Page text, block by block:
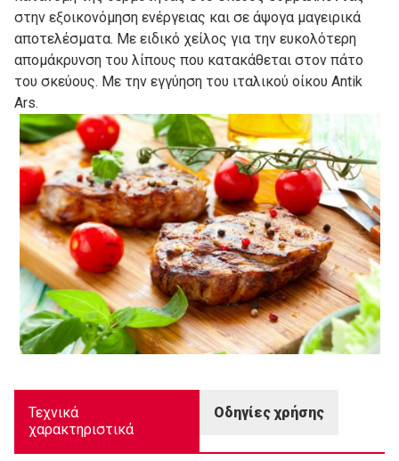
στην εξοικονόμηση ενέργειας και σε άψογα μαγειρικά
αποτελέσματα. Με ειδικό χείλος για την ευκολότερη
απομάκρυνση του λίπους που κατακάθεται στον πάτο
του σκεύους. Με την εγγύηση του ιταλικού οίκου Αntik
Ars.
Τεχνικά
χαρακτηριστικά
Οδηγίες χρήσης